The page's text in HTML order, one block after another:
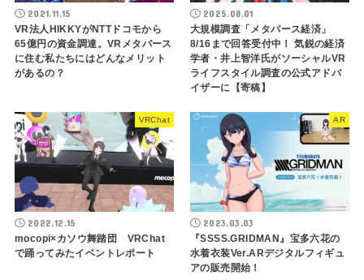
2021.11.15
VR法人HIKKYがNTTドコモから
65億円の資金調達。VRメタバース
に住む私たちにはどんなメリット
があるの？
2025.08.01
大規模調査「メタバース経済」
8/16まで回答受付中！ 気鋭の経済
学者・井上智洋氏がソーシャルVR
ライフスタイル調査の公式アドバ
イザーに【寄稿】
VRChat
2022.12.15
mocopi×カソウ舞踏団 VRChat
で踊ってみたイベントレポート
AR
2023.03.03
『SSSS.GRIDMAN』宝多六花の
水着衣装Ver.ARデジタルフィギュ
アの販売開始！